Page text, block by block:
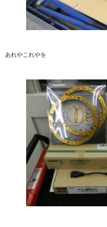
あれやこれやを